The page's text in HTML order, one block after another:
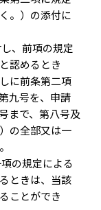
。）の添付に
、前項の規定
認めるとき
に前条第二項
九号を、申請
まで、第八号及
の全部又は一
の規定による
ときは、当該
ことができ